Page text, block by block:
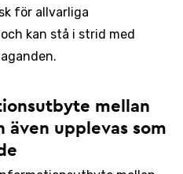
för allvarliga
kan stå i strid med
mellan
även upplevas som